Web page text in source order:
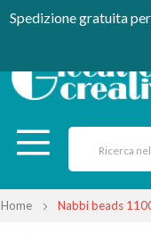
Spedizione gratuita
Home Nabbi beads